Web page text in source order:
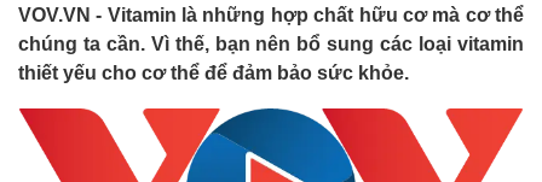
Việc làm
Biển đảo
VOV.VN - Vitamin là những hợp chất hữu cơ mà cơ thể
chúng ta cần. Vì thế, bạn nên bổ sung các loại vitamin
thiết yếu cho cơ thể để đảm bảo sức khỏe.